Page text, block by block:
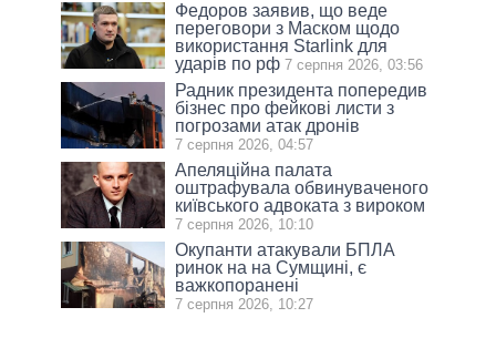
Федоров заявив, що веде
переговори з Маском щодо
використання Starlink для
ударів по рф 7 серпня 2026, 03:56
Радник президента попередив
бізнес про фейкові листи з
погрозами атак дронів
7 серпня 2026, 04:57
Апеляційна палата
оштрафувала обвинуваченого
київського адвоката з вироком
7 серпня 2026, 10:10
Окупанти атакували БПЛА
ринок на на Сумщині, є
важкопоранені
7 серпня 2026, 10:27